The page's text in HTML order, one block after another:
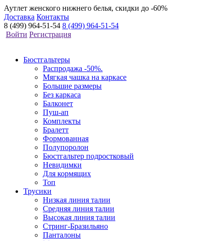
Аутлет женского нижнего белья, скидки до -60%
Доставка Контакты
8 (499) 964-51-54 8 (499) 964-51-54
Войти Регистрация
Бюстгальтеры
Распродажа -50%.
Мягкая чашка на каркасе
Большие размеры
Без каркаса
Балконет
Пуш-ап
Комплекты
Бралетт
Формованная
Полупоролон
Бюстгальтер подростковый
Невидимки
Для кормящих
Топ
Трусики
Низкая линия талии
Средняя линия талии
Высокая линия талии
Стринг-Бразильяно
Панталоны